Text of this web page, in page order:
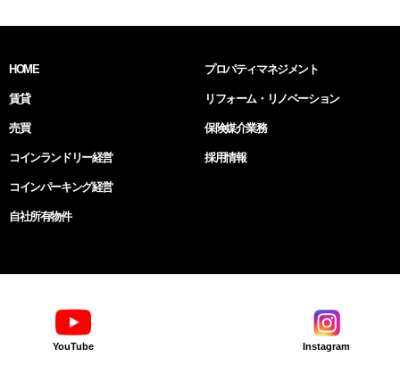
HOME
賃貸
売買
プロパティマネジメント
リフォーム・リノベーション
保険媒介業務
コインランドリー経営
コインパーキング経営
自社所有物件
採用情報
YouTube Instagram